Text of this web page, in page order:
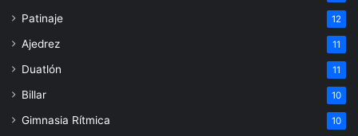
Patinaje 12
Ajedrez 11
Duatlón 11
Billar 10
Gimnasia Rítmica 10